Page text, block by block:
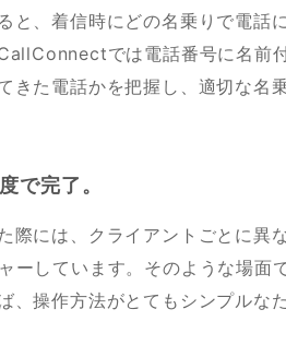
と、着信時にどの名乗りで電話
では電話番号に名前
きた電話かを把握し、適切な名
で完了。
際には、クライアントごとに異
ーしています。そのような場面
、操作方法がとてもシンプルな